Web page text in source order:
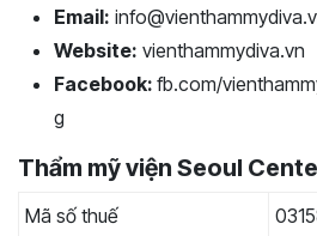
Email:
Website: vienthammydiva.vn
Facebook: fb.com/
g
Thẩm mỹ viện Seoul
Mã số thuế